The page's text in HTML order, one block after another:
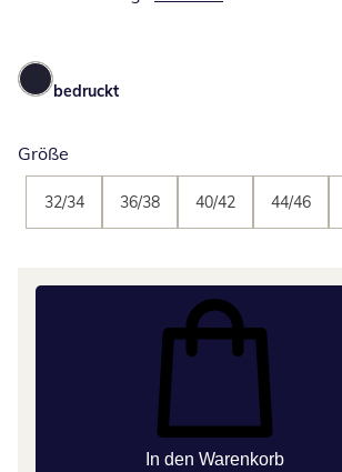
bedruckt
Größe
32/34 36/38 40/42 44/46
In den Warenkorb